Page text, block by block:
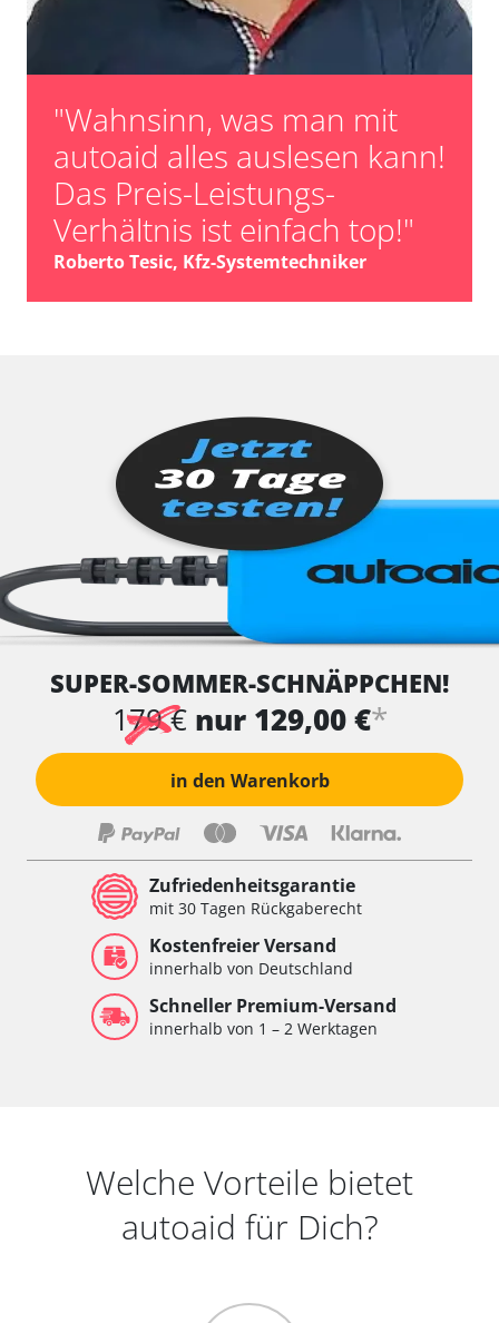
"Wahnsinn, was man mit
autoaid alles auslesen kann!
Das Preis-Leistungs-
Verhältnis ist einfach top!"
Roberto Tesic, Kfz-Systemtechniker
SUPER-SOMMER-SCHNÄPPCHEN!
179 € nur 129,00 €*
in den Warenkorb
Zufriedenheitsgarantie
mit 30 Tagen Rückgaberecht
Kostenfreier Versand
innerhalb von Deutschland
Schneller Premium-Versand
innerhalb von 1 – 2 Werktagen
Welche Vorteile bietet
autoaid für Dich?